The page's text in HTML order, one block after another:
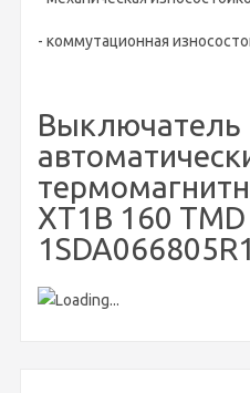
- коммутационная
Выключатель
XT1B 160